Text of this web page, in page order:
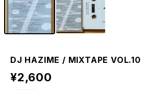
DJ HAZIME / MIXTAPE VOL.10
¥2,600